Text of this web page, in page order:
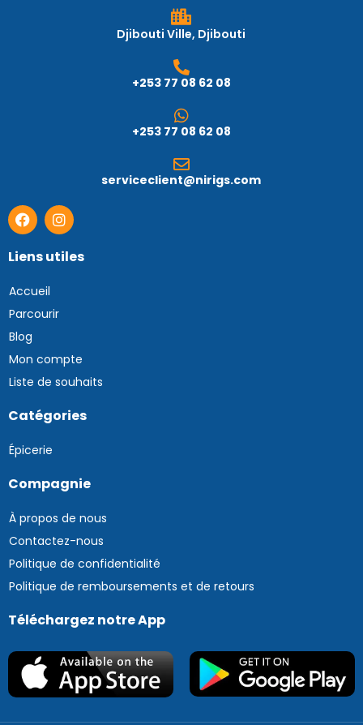
Djibouti Ville, Djibouti
+253 77 08 62 08
+253 77 08 62 08
serviceclient@nirigs.com
Liens utiles
Accueil
Parcourir
Blog
Mon compte
Liste de souhaits
Catégories
Épicerie
Compagnie
À propos de nous
Contactez-nous
Politique de confidentialité
Politique de remboursements et de retours
Téléchargez notre App